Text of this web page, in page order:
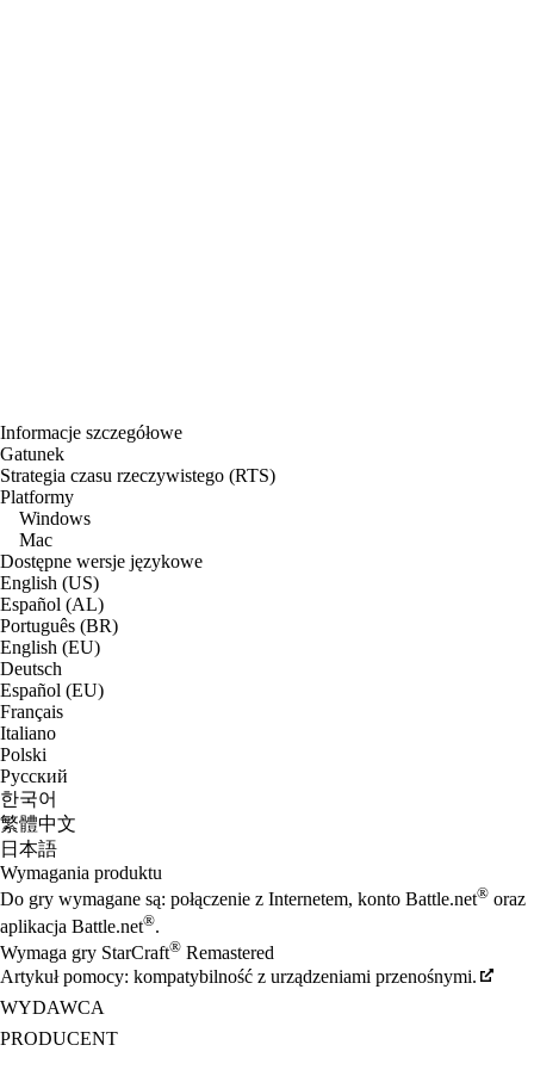
Informacje szczegółowe
Gatunek
Strategia czasu rzeczywistego (RTS)
Platformy
Windows
Mac
Dostępne wersje językowe
English (US)
Español (AL)
Português (BR)
English (EU)
Deutsch
Español (EU)
Français
Italiano
Polski
Русский
한국어
繁體中文
日本語
Wymagania produktu
Do gry wymagane są: połączenie z Internetem, konto Battle.net® oraz
aplikacja Battle.net®.
Wymaga gry StarCraft® Remastered
Artykuł pomocy: kompatybilność z urządzeniami przenośnymi.
WYDAWCA
PRODUCENT